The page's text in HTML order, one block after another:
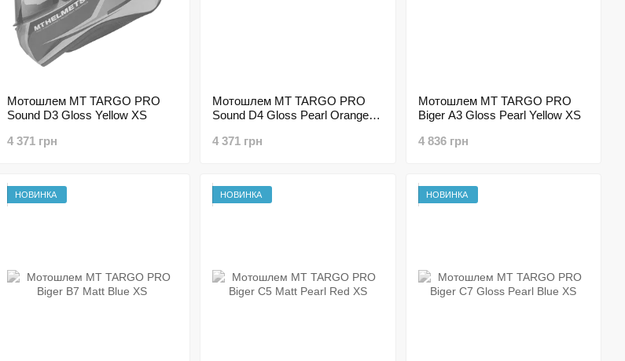
Мотошлем MT TARGO PRO
Sound D3 Gloss Yellow XS
4 371 грн
Мотошлем MT TARGO PRO
Sound D4 Gloss Pearl Orange
4 371 грн
Мотошлем MT TARGO PRO
Biger A3 Gloss Pearl Yellow XS
4 836 грн
НОВИНКА НОВИНКА НОВИНКА